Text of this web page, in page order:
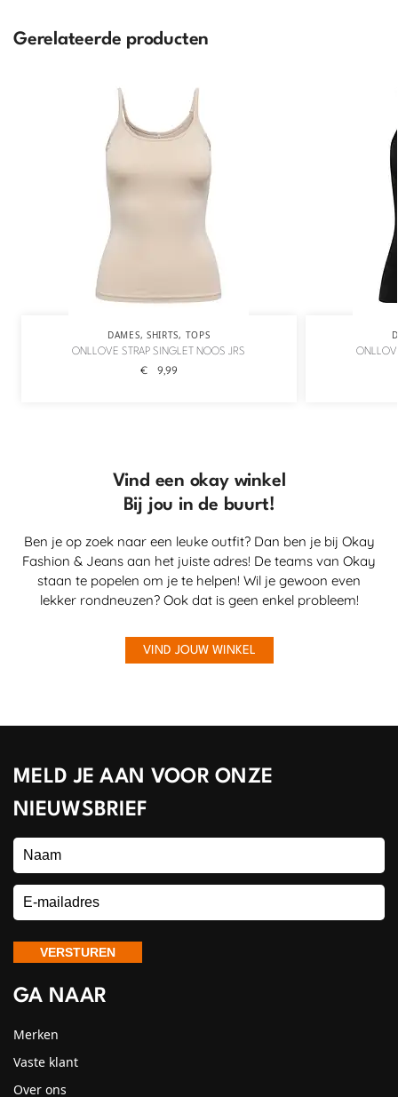
Gerelateerde producten
DAMES, SHIRTS, TOPS
ONLLOVE STRAP SINGLET NOOS JRS
€ 9,99
Vind een okay winkel
Bij jou in de buurt!
Ben je op zoek naar een leuke outfit? Dan ben je bij Okay
Fashion & Jeans aan het juiste adres! De teams van Okay
staan te popelen om je te helpen! Wil je gewoon even
lekker rondneuzen? Ook dat is geen enkel probleem!
VIND JOUW WINKEL
MELD JE AAN VOOR ONZE
NIEUWSBRIEF
GA NAAR
Merken
Vaste klant
Over ons